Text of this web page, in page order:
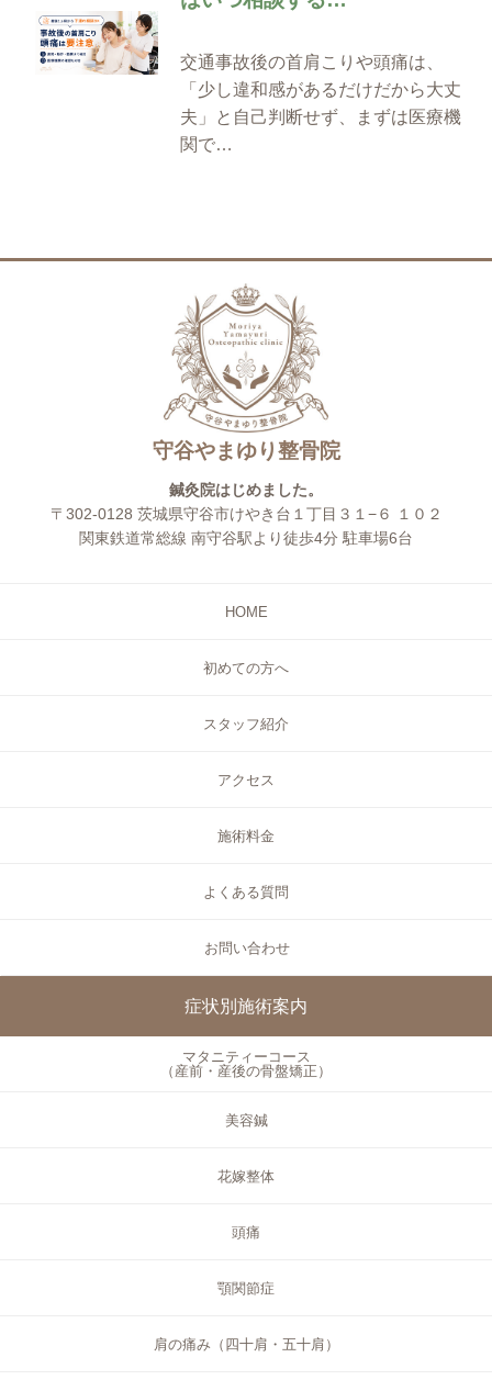
交通事故後の首肩こりや頭痛は、
「少し違和感があるだけだから大丈
夫」と自己判断せず、まずは医療機
関で…
守谷やまゆり整骨院
鍼灸院はじめました。
〒302-0128 茨城県守谷市けやき台１丁目３１−６ １０２
関東鉄道常総線 南守谷駅より徒歩4分 駐車場6台
HOME
初めての方へ
スタッフ紹介
アクセス
施術料金
よくある質問
お問い合わせ
症状別施術案内
マタニティーコース
（産前・産後の骨盤矯正）
美容鍼
花嫁整体
頭痛
顎関節症
肩の痛み（四十肩・五十肩）